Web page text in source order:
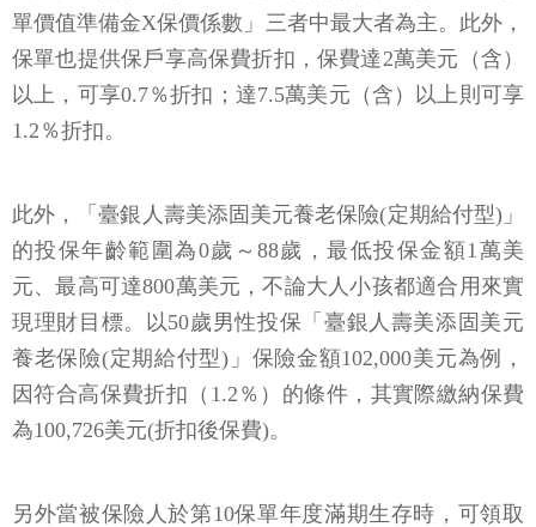
單價值準備金X保價係數」三者中最大者為主。此外，
保單也提供保戶享高保費折扣，保費達2萬美元（含）
以上，可享0.7％折扣；達7.5萬美元（含）以上則可享
1.2％折扣。
此外，「臺銀人壽美添固美元養老保險(定期給付型)」
的投保年齡範圍為0歲～88歲，最低投保金額1萬美
元、最高可達800萬美元，不論大人小孩都適合用來實
現理財目標。以50歲男性投保「臺銀人壽美添固美元
養老保險(定期給付型)」保險金額102,000美元為例，
因符合高保費折扣（1.2％）的條件，其實際繳納保費
為100,726美元(折扣後保費)。
另外當被保險人於第10保單年度滿期生存時，可領取